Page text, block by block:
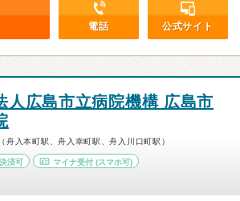
電話 公式サイト
人広島市立病院機構 広島市
舟入本町駅、舟入幸町駅、舟入川口町駅）
済可 マイナ受付 (スマホ可)